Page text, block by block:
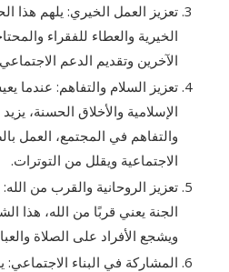
تعزيز العمل الخيري: يلهم هذا
الخيرية والعطاء للفقراء
الآخرين وتقديم الدعم
تعزيز السلام والتفاهم: عندما
الإسلامية والأخلاق الحسنة،
والتفاهم في المجتمع، العمل
الاجتماعية ويقلل من التوترات.
تعزيز الروحانية والقرب من
الجنة يعني قربًا من الله، هذا
ويشجع الأفراد على الصلاة
المشاركة في البناء الاجتماعي: